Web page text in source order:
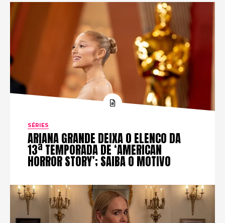
SÉRIES
ARIANA GRANDE DEIXA O ELENCO DA
13ª TEMPORADA DE ‘AMERICAN
HORROR STORY’; SAIBA O MOTIVO